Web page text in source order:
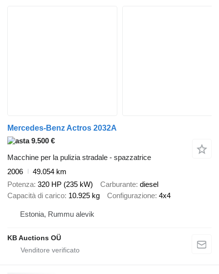
Mercedes-Benz Actros 2032A
9.500 €
Macchine per la pulizia stradale - spazzatrice
2006
49.054 km
Potenza 320 HP (235 kW) Carburante diesel
Capacità di carico 10.925 kg Configurazione 4x4
Estonia, Rummu alevik
KB Auctions OÜ